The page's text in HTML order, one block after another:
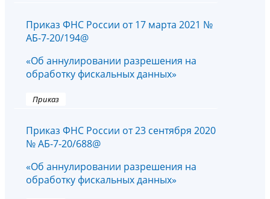
Приказ ФНС России от 17 марта 2021 №
АБ-7-20/194@
«Об аннулировании разрешения на
обработку фискальных данных»
Приказ
Приказ ФНС России от 23 сентября 2020
№ АБ-7-20/688@
«Об аннулировании разрешения на
обработку фискальных данных»